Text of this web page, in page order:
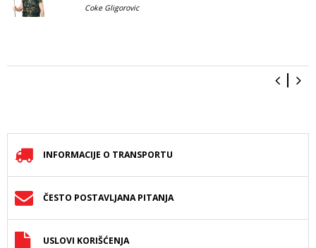
Coke Gligorovic
INFORMACIJE O TRANSPORTU
ČESTO POSTAVLJANA PITANJA
USLOVI KORIŠĆENJA